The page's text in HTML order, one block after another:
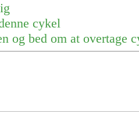
cykel
og bed om at overtage